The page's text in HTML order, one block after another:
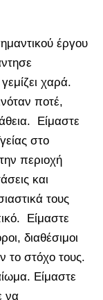
έργου
χαρά.
ποτέ,
Είμαστε
στο
περιοχή
και
τους
Είμαστε
διαθέσιμοι
το στόχο τους.
Είμαστε
να